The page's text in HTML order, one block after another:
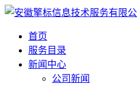
首页
服务目录
新闻中心
公司新闻